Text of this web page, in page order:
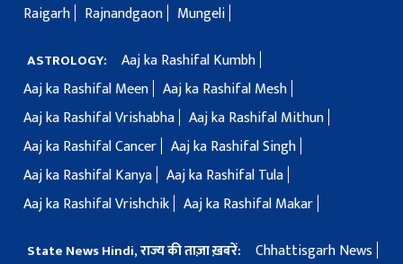
Raigarh
Rajnandgaon Mungeli
ASTROLOGY:
Aaj ka Rashifal Kumbh
Aaj ka Rashifal Meen Aaj ka Rashifal Mesh
Aaj ka Rashifal Vrishabha Aaj ka Rashifal Mithun
Aaj ka Rashifal Cancer Aaj ka Rashifal Singh
Aaj ka Rashifal Kanya Aaj ka Rashifal Tula
Aaj ka Rashifal Vrishchik Aaj ka Rashifal Makar
State News Hindi, राज्य की ताज़ा ख़बरें:
Chhattisgarh News